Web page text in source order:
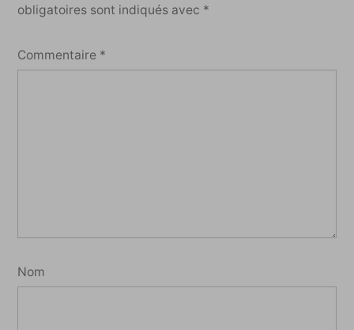
obligatoires sont indiqués avec *
Commentaire *
Nom